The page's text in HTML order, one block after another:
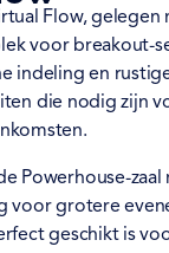
Flow, gelegen
voor breakout-
indeling en
die nodig zijn
Powerhouse-
voor grotere
geschikt is